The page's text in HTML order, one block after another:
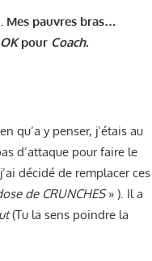
. Mes pauvres bras…
pour Coach.
qu’a y penser, j’étais au
d’attaque pour faire le
décidé de remplacer ces
de CRUNCHES» ). Il a
(Tu la sens poindre la